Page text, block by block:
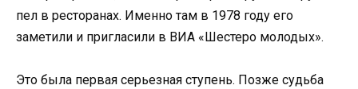
пел в ресторанах. Именно там в 1978 году его
заметили и пригласили в ВИА «Шестеро молодых».
Это была первая серьезная ступень. Позже судьба